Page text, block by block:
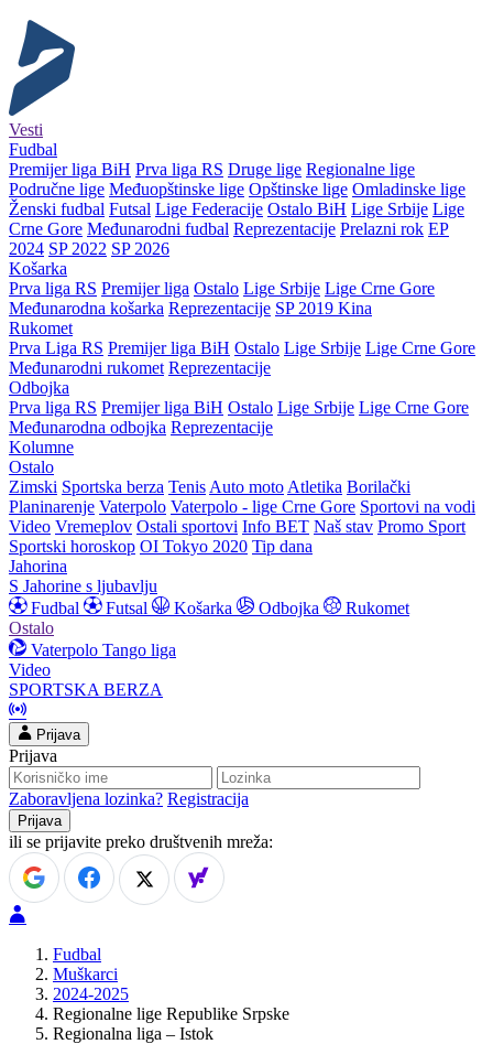
Vesti
Fudbal
Premijer liga BiH Prva liga RS Druge lige Regionalne lige
Područne lige Međuopštinske lige Opštinske lige Omladinske lige
Ženski fudbal Futsal Lige Federacije Ostalo BiH Lige Srbije Lige
Crne Gore Međunarodni fudbal Reprezentacije Prelazni rok EP
2024 SP 2022 SP 2026
Košarka
Prva liga RS Premijer liga Ostalo Lige Srbije Lige Crne Gore
Međunarodna košarka Reprezentacije SP 2019 Kina
Rukomet
Prva Liga RS Premijer liga BiH Ostalo Lige Srbije Lige Crne Gore
Međunarodni rukomet Reprezentacije
Odbojka
Prva liga RS Premijer liga BiH Ostalo Lige Srbije Lige Crne Gore
Međunarodna odbojka Reprezentacije
Kolumne
Ostalo
Zimski Sportska berza Tenis Auto moto Atletika Borilački
Planinarenje Vaterpolo Vaterpolo - lige Crne Gore Sportovi na vodi
Video Vremeplov Ostali sportovi Info BET Naš stav Promo Sport
Sportski horoskop OI Tokyo 2020 Tip dana
Jahorina
S Jahorine s ljubavlju
Fudbal
Futsal Košarka Odbojka
Rukomet
Ostalo
Vaterpolo Tango liga
Video
SPORTSKA BERZA
Prijava
Prijava
Zaboravljena lozinka? Registracija
ili se prijavite preko društvenih mreža:
Fudbal
Muškarci
2024-2025
Regionalne lige Republike Srpske
Regionalna liga – Istok